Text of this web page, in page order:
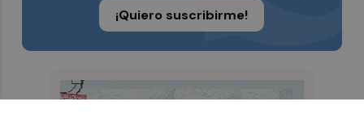
¡Quiero suscribirme!